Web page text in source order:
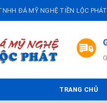
ĐÁ MỸ NGHỆ TIỀN LỘC PHÁT
TRANG CHỦ